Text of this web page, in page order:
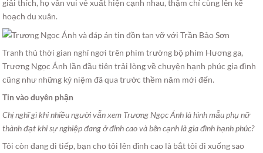
giải thích, họ vẫn vui vẻ xuất hiện cạnh nhau, thậm chí cùng lên kế
hoạch du xuân.
Tranh thủ thời gian nghỉ ngơi trên phim trường bộ phim Hương ga,
Trương Ngọc Ánh lần đầu tiên trải lòng về chuyện hạnh phúc gia đình
cũng như những kỷ niệm đã qua trước thềm năm mới đến.
Tin vào duyên phận
Chị nghĩ gì khi nhiều người vẫn xem Trương Ngọc Ánh là hình mẫu phụ nữ
thành đạt khi sự nghiệp đang ở đỉnh cao và bên cạnh là gia đình hạnh phúc?
Tôi còn đang đi tiếp, bạn cho tôi lên đỉnh cao là bắt tôi đi xuống sao